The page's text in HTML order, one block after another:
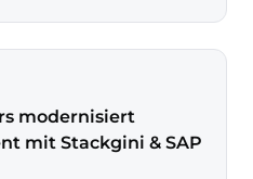
modernisiert
mit Stackgini & SAP